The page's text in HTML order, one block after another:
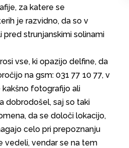
za katere se
je razvidno, da so v
strunjanskimi solinami
vse, ki opazijo delfine, da
na gsm: 031 77 10 77, v
fotografijo ali
dobrodošel, saj so taki
da se določi lokacijo,
celo pri prepoznanju
vedeli, vendar se na tem